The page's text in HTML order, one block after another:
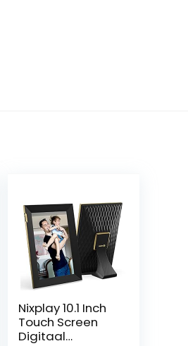
Nixplay 10.1 Inch
Touch Screen
Digitaal